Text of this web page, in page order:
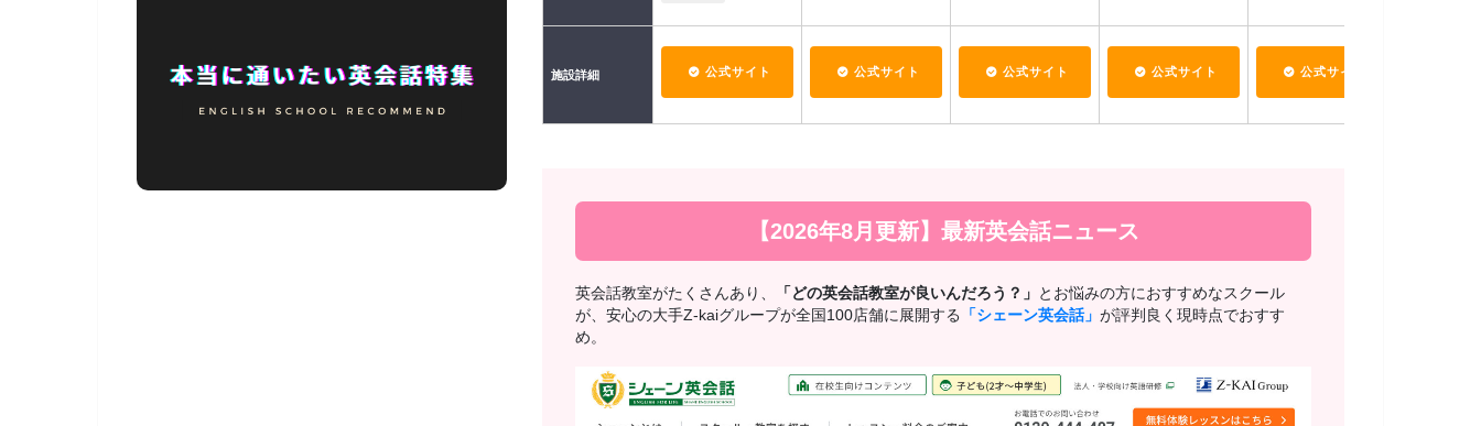
施設詳細 公式サイト 公式サイト 公式サイト 公式サイト 公式サイト
【2026年8月更新】最新英会話ニュース
英会話教室がたくさんあり、 「どの英会話教室が良いんだろう？」 とお悩みの方におすすめなスクール
が、安心の大手Z-kaiグループが全国100店舗に展開する
「シェーン英会話」 が評判良く現時点でおすす
め。